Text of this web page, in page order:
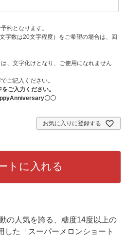
約となります。
字数は20文字程度）をご希望の場合は、回
、文字化けとなり、ご使用になれません
ご記入ください。
ご入力ください。
〇〇
お気に入りに登録する
トに入れる
の人気を誇る、糖度14度以上の
した「スーパーメロンショート